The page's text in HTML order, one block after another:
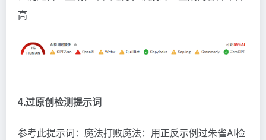
高
4.过原创检测提示词
参考此提示词： 魔法打败魔法：用正反示例过朱雀AI检